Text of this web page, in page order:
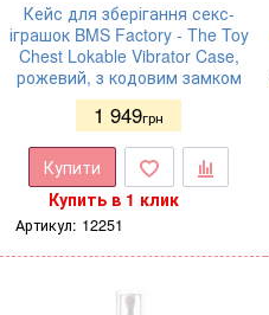
Кейс для зберігання секс-
іграшок BMS Factory - The Toy
Chest Lokable Vibrator Case,
рожевий, з кодовим замком
1 949грн
Купити
Купить в 1 клик
Артикул: 12251